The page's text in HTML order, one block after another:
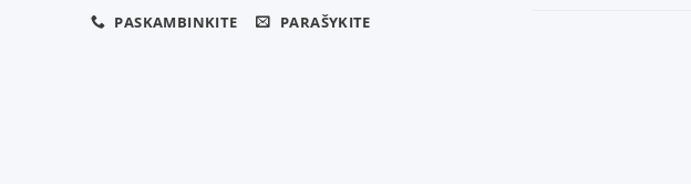
PASKAMBINKITE PARAŠYKITE